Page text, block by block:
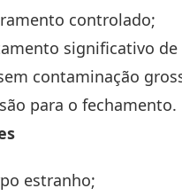
controlado;
significativo de
contaminação
para o fechamento.
estranho;